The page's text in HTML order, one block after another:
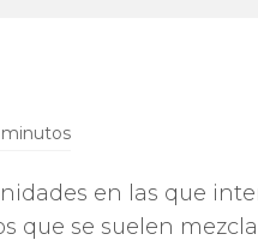
minutos
en las que
que se suelen